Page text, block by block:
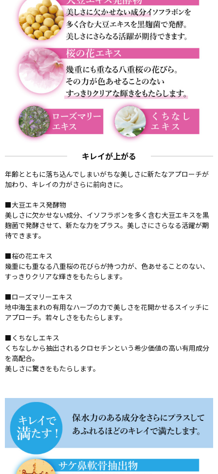
キレイが上がる
年齢とともに落ち込んでしまいがちな美しさに新たなアプローチが
加わり、キレイの力がさらに前向きに。
■大豆エキス発酵物
美しさに欠かせない成分、イソフラボンを多く含む大豆エキスを黒
麹菌で発酵させて、新たな力をプラス。美しさにさらなる活躍が期
待できます。
■桜の花エキス
幾重にも重なる八重桜の花びらが持つ力が、色あせることのない、
すっきりクリアな輝きをもたらします。
■ローズマリーエキス
地中海生まれの有用なハーブの力で美しさを花開かせるスイッチに
アプローチ。若々しさをもたらします。
■くちなしエキス
くちなしから抽出されるクロセチンという希少価値の高い有用成分
を高配合。
美しさに驚きをもたらします。